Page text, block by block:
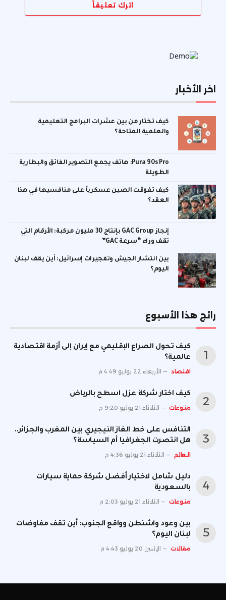
اترك تعليقاً
اخر الأخبار
كيف تختار من بين عشرات البرامج التعليمية
والعلمية المتاحة؟
Pura 90s Pro: هاتف يجمع التصوير الفائق والبطارية
الطويلة
كيف تفوقت الصين عسكرياً على منافسيها في هذا
العقد؟
إنجاز GAC Group بإنتاج 30 مليون مركبة: الأرقام التي
تقف وراء “سرعة GAC”
بين انتشار الجيش وتفجيرات إسرائيل: أين يقف لبنان
اليوم؟
رائج هذا الأسبوع
كيف تحول الصراع الإقليمي مع إيران إلى أزمة اقتصادية
عالمية؟
اقتصاد الأربعاء 22 يوليو 4:49 م
كيف اختار شركة عزل اسطح بالرياض
منوعات الثلاثاء 21 يوليو 9:20 م
التنافس على خط الغاز النيجيري بين المغرب والجزائر..
هل انتصرت الجغرافيا أم السياسة؟
العالم الثلاثاء 21 يوليو 4:36 م
دليل شامل لاختيار أفضل شركة حماية سيارات
بالسعودية
منوعات الثلاثاء 21 يوليو 2:03 م
بين وعود واشنطن وواقع الجنوب: أين تقف مفاوضات
لبنان اليوم؟
مقالات الإثنين 20 يوليو 4:43 م